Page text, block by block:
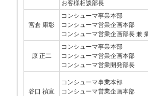
お客様相談部長
宮倉 康彰
コンシューマ事業本部
コンシューマ営業企画本部
コンシューマ営業企画部長 兼
原 正二
コンシューマ事業本部
コンシューマ営業企画本部
コンシューマ営業開発部長
谷口 禎宣
コンシューマ事業本部
コンシューマ営業企画本部